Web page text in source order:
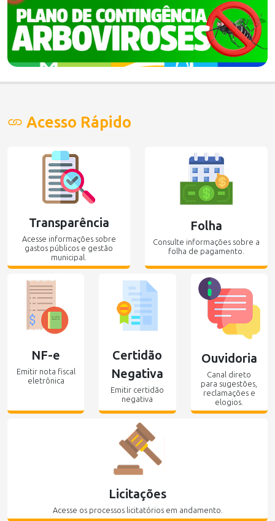
Acesso Rápido
Transparência
Acesse informações sobre
gastos públicos e gestão
municipal.
Folha
Consulte informações sobre a
folha de pagamento.
NF-e
Emitir nota fiscal
eletrônica
Certidão
Negativa
Emitir certidão
negativa
Ouvidoria
Canal direto
para sugestões,
reclamações e
elogios.
Licitações
Acesse os processos licitatórios em andamento.